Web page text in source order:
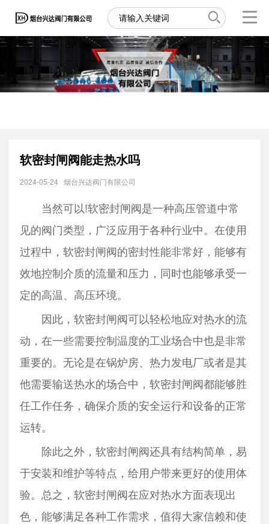
软密封闸阀能走热水吗
2024-05-24 烟台兴达阀门有限公司
当然可以!软密封闸阀是一种高压管道中常
见的阀门类型，广泛应用于各种行业中。在使用
过程中，软密封闸阀的密封性能非常好，能够有
效地控制介质的流量和压力，同时也能够承受一
定的高温、高压环境。
因此，软密封闸阀可以轻松地应对热水的流
动，在一些需要控制温度的工业场合中也是非常
重要的。无论是在锅炉房、热力发电厂或者是其
他需要输送热水的场合中，软密封闸阀都能够胜
任工作任务，确保介质的安全运行和设备的正常
运转。
除此之外，软密封闸阀还具有结构简单，易
于安装和维护等特点，给用户带来更好的使用体
验。总之，软密封闸阀在应对热水方面表现出
色，能够满足各种工作需求，值得大家信赖和使